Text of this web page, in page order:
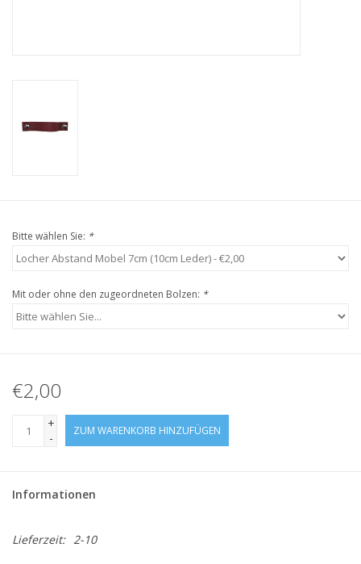
Bitte wählen Sie: *
Mit oder ohne den zugeordneten Bolzen: *
€2,00
+
-
ZUM WARENKORB HINZUFÜGEN
Informationen
Lieferzeit: 2-10